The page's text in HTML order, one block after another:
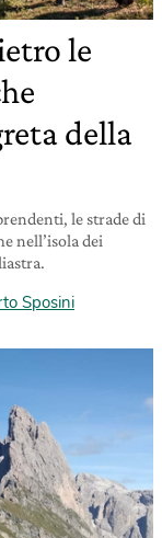
le
della
le strade di
nell’isola dei
Sposini